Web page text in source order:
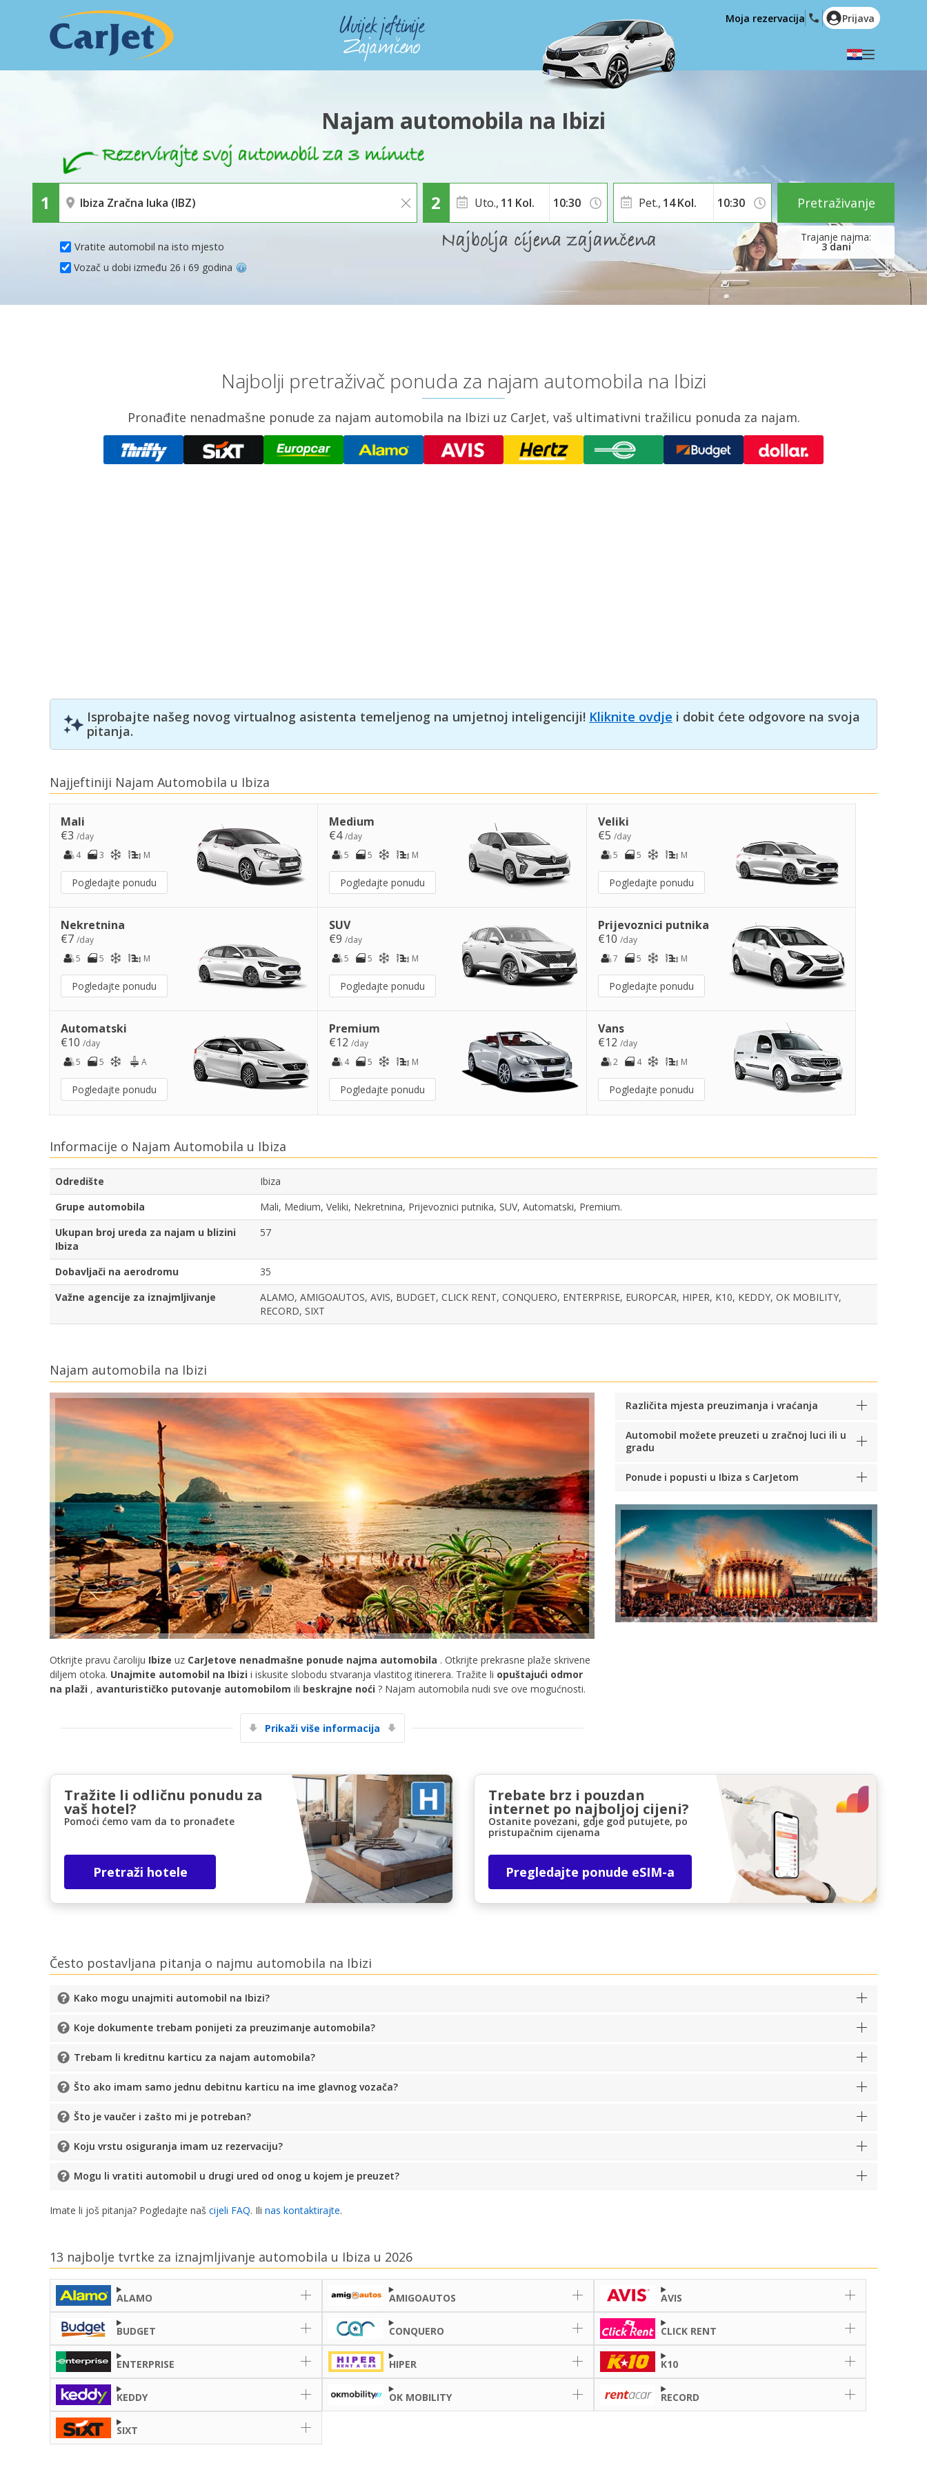
Posebni popusti
Pristupite ekskluzivnim ponudama naših
English (US)
Polski
Türkçe
Română
Ελληνικά
Hrvatski
العربية
Moja rezervacija Prijava
Najam automobila na Ibizi
Vratite automobil na isto mjesto
Uto., 11 Kol.
3 dani
Pet., 14Kol.
Vozač u dobi između 26 i 69 godina
Pretraživanje
Najbolji pretraživač ponuda za najam automobila na Ibizi
Pronađite nenadmašne ponude za najam automobila na Ibizi uz CarJet, vaš ultimativni tražilicu ponuda za najam.
Isprobajte našeg novog virtualnog asistenta temeljenog na umjetnoj inteligenciji! Kliknite ovdje i dobit ćete odgovore na svoja
pitanja.
Najjeftiniji Najam Automobila u Ibiza
Mali
€3 /day
4
3 M
Pogledajte ponudu
Medium
€4/day
5
5 M
Pogledajte ponudu
Veliki
€5 /day
5
5 M
Pogledajte ponudu
Nekretnina
€7 /day
5
5 M
Pogledajte ponudu
SUV
€9/day
5
5 M
Pogledajte ponudu
Prijevoznici putnika
€10 /day
7
5 M
Pogledajte ponudu
Automatski
€10 /day
5
5 A
Pogledajte ponudu
Premium
€12/day
4
5 M
Pogledajte ponudu
Vans
€12 /day
2
4 M
Pogledajte ponudu
Informacije o Najam Automobila u Ibiza
Odredište
Ibiza
Grupe automobila
Mali, Medium, Veliki, Nekretnina, Prijevoznici putnika, SUV, Automatski, Premium.
Ukupan broj ureda za najam u blizini
Ibiza
57
Dobavljači na aerodromu
35
Važne agencije za iznajmljivanje
ALAMO, AMIGOAUTOS, AVIS, BUDGET, CLICK RENT, CONQUERO, ENTERPRISE, EUROPCAR, HIPER, K10, KEDDY, OK MOBILITY,
RECORD, SIXT
Najam automobila na Ibizi
Otkrijte pravu čaroliju Ibize uz CarJetove nenadmašne ponude najma automobila . Otkrijte prekrasne plaže skrivene
diljem otoka. Unajmite automobil na Ibizi i iskusite slobodu stvaranja vlastitog itinerera. Tražite li opuštajući odmor
na plaži , avanturističko putovanje automobilom ili beskrajne noći ? Najam automobila nudi sve ove mogućnosti.
Prikaži više informacija
Različita mjesta preuzimanja i vraćanja
Automobil možete preuzeti u zračnoj luci ili u
gradu
Ponude i popusti u Ibiza s CarJetom
Tražite li odličnu ponudu za
vaš hotel?
Pomoći ćemo vam da to pronađete
Pretraži hotele
Trebate brz i pouzdan
internet po najboljoj cijeni?
Ostanite povezani, gdje god putujete, po
pristupačnim cijenama
Pregledajte ponude eSIM-a
Često postavljana pitanja o najmu automobila na Ibizi
Kako mogu unajmiti automobil na Ibizi?
Koje dokumente trebam ponijeti za preuzimanje automobila?
Trebam li kreditnu karticu za najam automobila?
Što ako imam samo jednu debitnu karticu na ime glavnog vozača?
Što je vaučer i zašto mi je potreban?
Koju vrstu osiguranja imam uz rezervaciju?
Mogu li vratiti automobil u drugi ured od onog u kojem je preuzet?
Imate li još pitanja? Pogledajte naš cijeli FAQ. Ili nas kontaktirajte.
13 najbolje tvrtke za iznajmljivanje automobila u Ibiza u 2026
ALAMO AMIGOAUTOS AVIS
BUDGET CONQUERO CLICK RENT
ENTERPRISE HIPER K10
KEDDY OK MOBILITY RECORD
SIXT